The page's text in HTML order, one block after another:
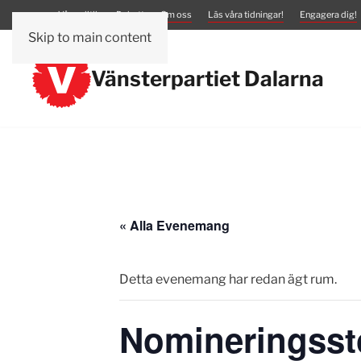
Skip to main content
Vår politik Debatt Om oss Läs våra tidningar! Engagera dig!
Vänsterpartiet Dalarna
« Alla Evenemang
Detta evenemang har redan ägt rum.